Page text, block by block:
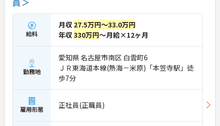
給料
月収 27.5万円～33.0万円
年収330万円～月給×12ヶ月
勤務地
愛知県 名古屋市南区 白雲町6
ＪＲ東海道本線(熱海－米原)「本笠寺駅」徒
歩7分
雇用形態 正社員(正職員)